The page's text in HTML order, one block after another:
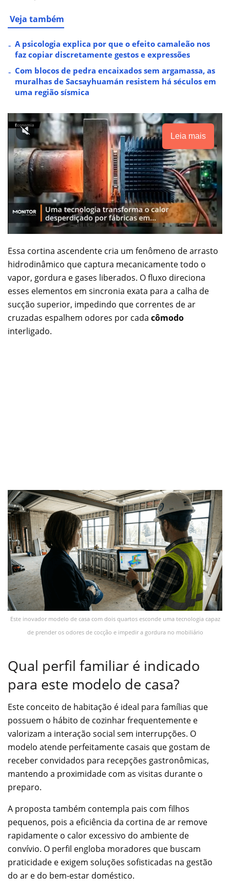
Veja também
A psicologia explica por que o efeito camaleão nos
faz copiar discretamente gestos e expressões
Com blocos de pedra encaixados sem argamassa, as
muralhas de Sacsayhuamán resistem há séculos em
uma região sísmica
Leia mais
Essa cortina ascendente cria um fenômeno de arrasto
hidrodinâmico que captura mecanicamente todo o
vapor, gordura e gases liberados. O fluxo direciona
esses elementos em sincronia exata para a calha de
sucção superior, impedindo que correntes de ar
cruzadas espalhem odores por cada cômodo
interligado.
Este inovador modelo de casa com dois quartos esconde uma tecnologia capaz
de prender os odores de cocção e impedir a gordura no mobiliário
Qual perfil familiar é indicado
para este modelo de casa?
Este conceito de habitação é ideal para famílias que
possuem o hábito de cozinhar frequentemente e
valorizam a interação social sem interrupções. O
modelo atende perfeitamente casais que gostam de
receber convidados para recepções gastronômicas,
mantendo a proximidade com as visitas durante o
preparo.
A proposta também contempla pais com filhos
pequenos, pois a eficiência da cortina de ar remove
rapidamente o calor excessivo do ambiente de
convívio. O perfil engloba moradores que buscam
praticidade e exigem soluções sofisticadas na gestão
do ar e do bem-estar doméstico.